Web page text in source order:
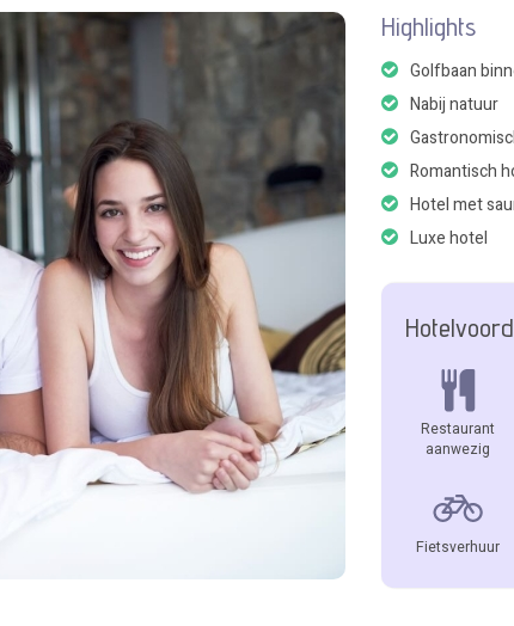
Highlights
Golfbaan
Nabij natuur
Romantisch
Hotel met
Luxe hotel
Restaurant
aanwezig
Fietsverhuur